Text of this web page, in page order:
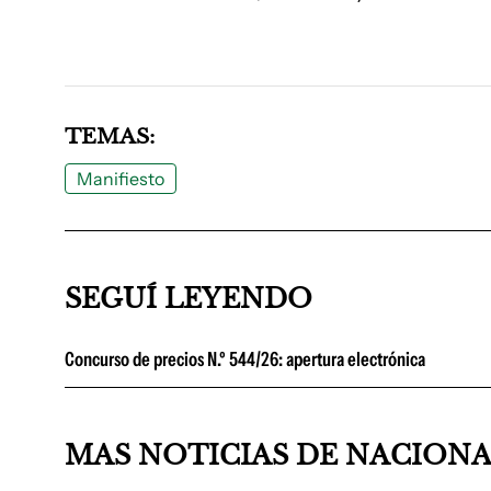
TEMAS:
Manifiesto
SEGUÍ LEYENDO
Concurso de precios N.º 544/26: apertura electrónica
MAS NOTICIAS DE